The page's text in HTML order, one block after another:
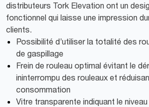
distributeurs Tork Elevation ont un
fonctionnel qui laisse une impression
clients.
Possibilité d’utiliser la totalité des
de gaspillage
Frein de rouleau optimal évitant le
ininterrompu des rouleaux et
consommation
Vitre transparente indiquant le